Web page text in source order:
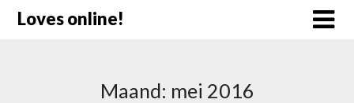
Doorgaan
naar
Loves online!
Maand: mei 2016